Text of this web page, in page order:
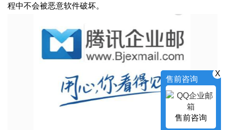
程中不会被恶意软件破坏。
X
售前咨询
售前咨询